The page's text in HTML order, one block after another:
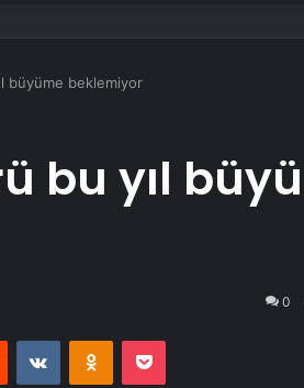
büyüme beklemiyor
bu yıl
0
Reddit VKontakteOdnoklassniki
Pocket